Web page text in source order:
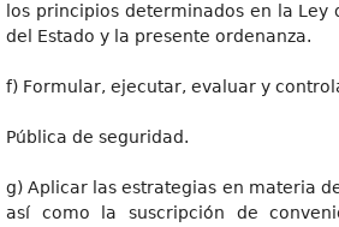
los principios determinados en la Ley
del Estado y la presente ordenanza.
f) Formular, ejecutar, evaluar y
Pública de seguridad.
g) Aplicar las estrategias en materia
así como la suscripción de